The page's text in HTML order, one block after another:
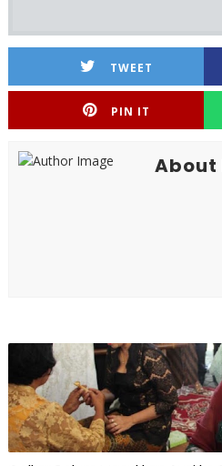
TWEET
PIN IT